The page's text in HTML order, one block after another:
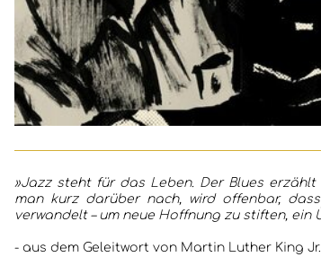
»Jazz steht für das Leben. Der Blues
man kurz darüber nach, wird offenbar,
verwandelt – um neue Hoffnung zu stiften, ein
- aus dem Geleitwort von Martin Luther King